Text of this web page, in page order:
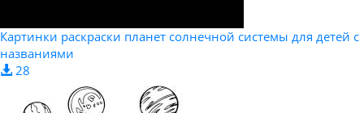
Картинки раскраски планет солнечной системы для детей с
названиями
28